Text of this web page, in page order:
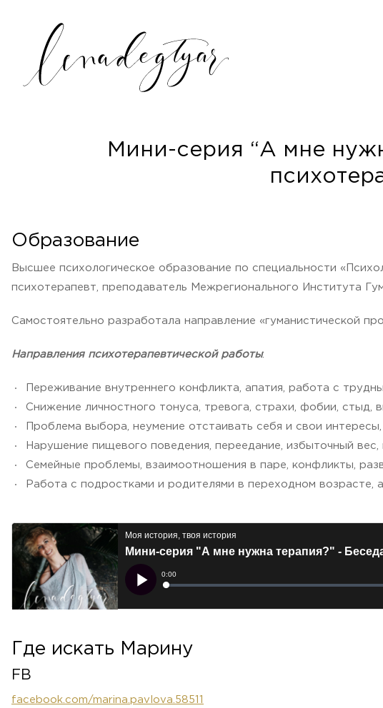
Мини-серия “А мне
Образование
Высшее психологическое образование по специальности
психотерапевт, преподаватель Межрегионального Института
Самостоятельно разработала направление «гуманистической
Направления психотерапевтической работы:
Переживание внутреннего конфликта, апатия, работа с
Снижение личностного тонуса, тревога, страхи, фобии, стыд,
Проблема выбора, неумение отстаивать себя и свои
Нарушение пищевого поведения, переедание, избыточный вес,
Семейные проблемы, взаимоотношения в паре, конфликты,
Работа с подростками и родителями в переходном возрасте,
Где искать Марину
FB
facebook.com/marina.pavlova.58511